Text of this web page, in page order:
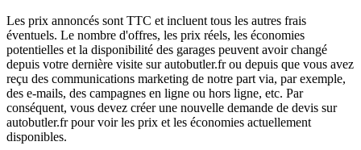
Les prix annoncés sont TTC et incluent tous les autres frais
éventuels. Le nombre d'offres, les prix réels, les économies
potentielles et la disponibilité des garages peuvent avoir changé
depuis votre dernière visite sur autobutler.fr ou depuis que vous avez
reçu des communications marketing de notre part via, par exemple,
des e-mails, des campagnes en ligne ou hors ligne, etc. Par
conséquent, vous devez créer une nouvelle demande de devis sur
autobutler.fr pour voir les prix et les économies actuellement
disponibles.